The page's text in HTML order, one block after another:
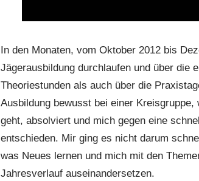
In den Monaten, vom Oktober 2012 bis
Jägerausbildung durchlaufen und über die
Theoriestunden als auch über die
Ausbildung bewusst bei einer
geht, absolviert und mich gegen eine
entschieden. Mir ging es nicht darum
was Neues lernen und mich mit den
Jahresverlauf auseinandersetzen.